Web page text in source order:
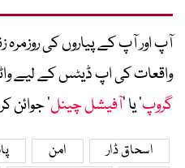
آپ اور آپ کے پیاروں کی روزمرہ
واقعات کی اپ ڈیٹس کے لیے
گروپ‘ یا ’آفیشل چینل‘ جوائن
اسحاق ڈار امن